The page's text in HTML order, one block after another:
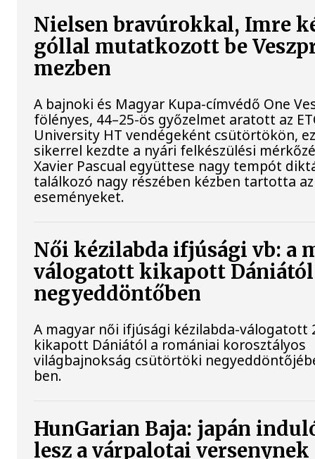
Nielsen bravúrokkal, Imre
góllal mutatkozott be
mezben
A bajnoki és Magyar Kupa-címvédő One
fölényes, 44–25-ös győzelmet aratott az
University HT vendégeként csütörtökön,
sikerrel kezdte a nyári felkészülési
Xavier Pascual együttese nagy tempót
találkozó nagy részében kézben tartotta az
eseményeket.
Női kézilabda ifjúsági vb: a
válogatott kikapott Dániától
negyeddöntőben
A magyar női ifjúsági kézilabda-válogatott
kikapott Dániától a romániai korosztályos
világbajnokság csütörtöki
ben.
HunGarian Baja: japán
lesz a várpalotai versenynek